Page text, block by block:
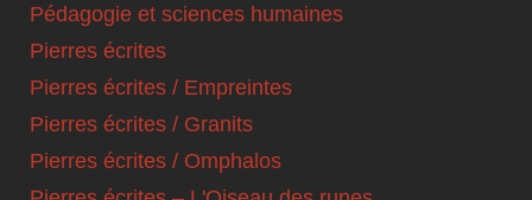
Pédagogie et sciences humaines
Pierres écrites
Pierres écrites / Empreintes
Pierres écrites / Granits
Pierres écrites / Omphalos